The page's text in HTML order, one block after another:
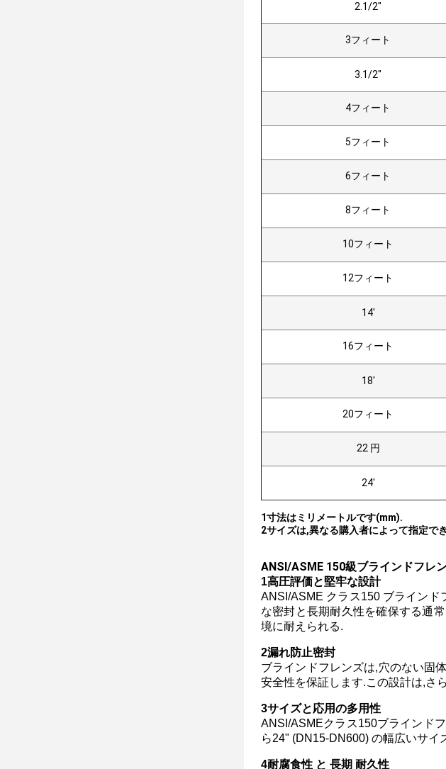
2.1/2"
3フィート
3.1/2"
4フィート
5フィート
6フィート
8フィート
10フィート
12フィート
14'
16フィート
18'
20フィート
22 円
24'
1寸法はミリメートルです(mm).
2サイズは,異なる購入者によって指定で
ANSI/ASME 150級ブラインドフレ
1高圧評価と堅牢な設計
ANSI/ASME クラス150 ブライン
な密封と長期耐久性を確保する通
境に耐えられる.
2漏れ防止密封
ブラインドフレンズは,穴のない固
安全性を保証します.この設計は,さ
3サイズと応用の多用性
ANSI/ASMEクラス150ブラインド
ら24" (DN15-DN600) の幅広いサイ
4耐腐食性 と 長期 耐久性